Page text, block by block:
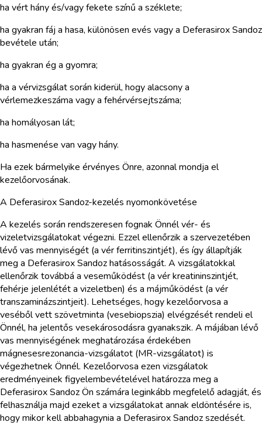
ha vért hány és/vagy fekete színű a széklete;
ha gyakran fáj a hasa, különösen evés vagy a Deferasirox Sandoz
bevétele után;
ha gyakran ég a gyomra;
ha a vérvizsgálat során kiderül, hogy alacsony a
vérlemezkeszáma vagy a fehérvérsejtszáma;
ha homályosan lát;
ha hasmenése van vagy hány.
Ha ezek bármelyike érvényes Önre, azonnal mondja el
kezelőorvosának.
A Deferasirox Sandoz-kezelés nyomonkövetése
A kezelés során rendszeresen fognak Önnél vér- és
vizeletvizsgálatokat végezni. Ezzel ellenőrzik a szervezetében
lévő vas mennyiségét (a vér ferritinszintjét), és így állapítják
meg a Deferasirox Sandoz hatásosságát. A vizsgálatokkal
ellenőrzik továbbá a veseműködést (a vér kreatininszintjét,
fehérje jelenlétét a vizeletben) és a májműködést (a vér
transzaminázszintjeit). Lehetséges, hogy kezelőorvosa a
veséből vett szövetminta (vesebiopszia) elvégzését rendeli el
Önnél, ha jelentős vesekárosodásra gyanakszik. A májában lévő
vas mennyiségének meghatározása érdekében
mágnesesrezonancia-vizsgálatot (MR-vizsgálatot) is
végezhetnek Önnél. Kezelőorvosa ezen vizsgálatok
eredményeinek figyelembevételével határozza meg a
Deferasirox Sandoz Ön számára leginkább megfelelő adagját, és
felhasználja majd ezeket a vizsgálatokat annak eldöntésére is,
hogy mikor kell abbahagynia a Deferasirox Sandoz szedését.